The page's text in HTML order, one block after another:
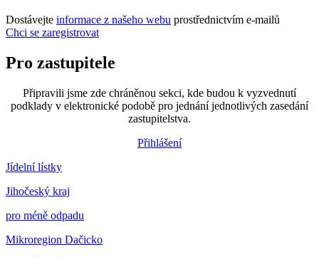
Dostávejte informace z našeho webu prostřednictvím e-mailů
Chci se zaregistrovat
Pro zastupitele
Připravili jsme zde chráněnou sekci, kde budou k vyzvednutí
podklady v elektronické podobě pro jednání jednotlivých zasedání
zastupitelstva.
Přihlášení
Jídelní lístky
Jihočeský kraj
pro méně odpadu
Mikroregion Dačicko